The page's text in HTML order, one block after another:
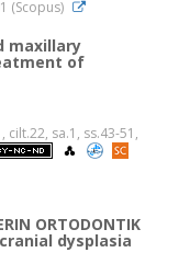
(Scopus)
maxillary
of
, cilt.22, sa.1, ss.43-51,
ORTODONTIK
dysplasia